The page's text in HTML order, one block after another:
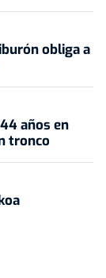
obliga a
años en
tronco